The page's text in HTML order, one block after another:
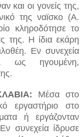
και οι γονείς της,
της ναϊσκο (Α.
κληροδότησε το
της. Η ίδια εκάρη
Εν συνεχεία
ως ηγουμένη,
Μέσα στο
εργαστήριο στο
ή εργάζονταν
συνεχεία ίδρυσε